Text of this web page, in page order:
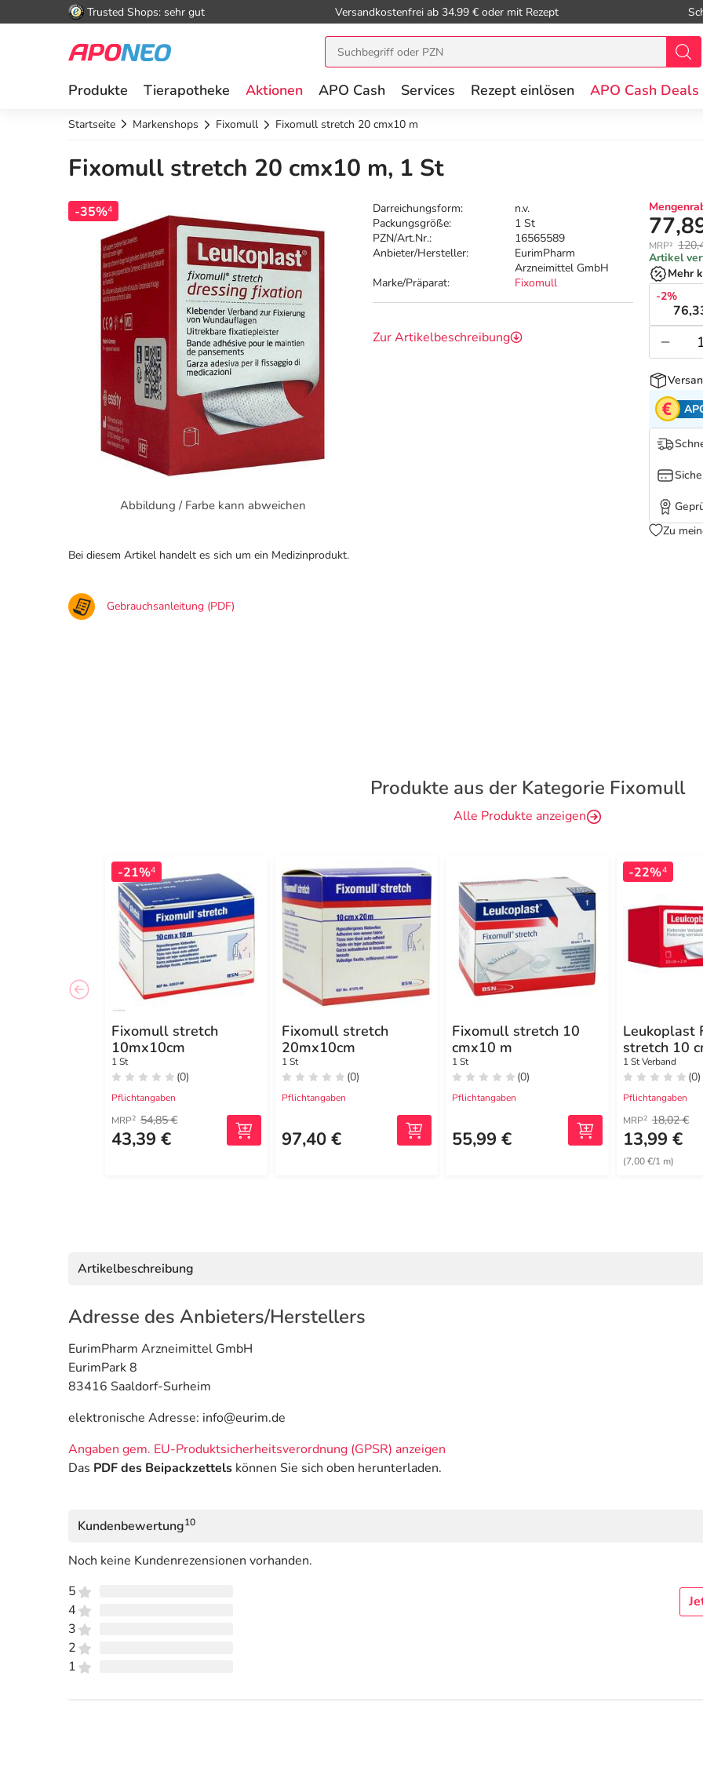
Trusted Shops: sehr gut Versandkostenfrei ab 34.99 € oder mit Rezept
Produkte Tierapotheke Aktionen APO Cash Services Rezept einlösen APO Cash Deals
Startseite Markenshops Fixomull Fixomull stretch 20 cmx10 m
Fixomull stretch 20 cmx10 m, 1 St
-35%4
Abbildung / Farbe kann abweichen
Darreichungsform:
n.v.
Packungsgröße:
1 St
PZN/Art.Nr.:
16565589
Anbieter/Hersteller:
EurimPharm
Arzneimittel GmbH
Marke/Präparat:
Fixomull
Zur Artikelbeschreibung
MRP²
Artikel
Mehr
-2%
Zu
Bei diesem Artikel handelt es sich um ein Medizinprodukt.
Gebrauchsanleitung (PDF)
Produkte aus der Kategorie Fixomull
Alle Produkte anzeigen
-21%4
Fixomull stretch
10mx10cm
1 St
(0)
Pflichtangaben
MRP2 54,85 €
43,39 €
Fixomull stretch
20mx10cm
1 St
(0)
Pflichtangaben
97,40 €
Fixomull stretch 10
cmx10 m
1 St
(0)
Pflichtangaben
55,99 €
-22%4
Leukoplast
stretch 10
1 St Verband
(0)
Pflichtangaben
MRP2 18,02 €
13,99 €
(7,00 €/1 m)
Artikelbeschreibung
Adresse des Anbieters/Herstellers
EurimPharm Arzneimittel GmbH
EurimPark 8
83416 Saaldorf-Surheim
elektronische Adresse: info@eurim.de
Angaben gem. EU-Produktsicherheitsverordnung (GPSR) anzeigen
Das PDF des Beipackzettels können Sie sich oben herunterladen.
Kundenbewertung10
Noch keine Kundenrezensionen vorhanden.
5
4
3
2
1